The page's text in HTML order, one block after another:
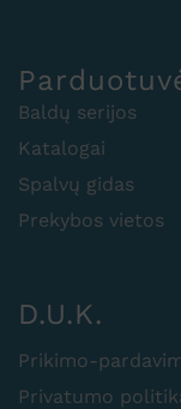
Baldų serijos
Katalogai
Spalvų gidas
Prekybos vietos
D.U.K.
Prikimo-
Privatumo